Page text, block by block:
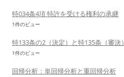
特034条4項 特許を受ける権利の承継
1件のビュー
特133条の2（決定）と特135条（審決
1件のビュー
回帰分析：単回帰分析と重回帰分析